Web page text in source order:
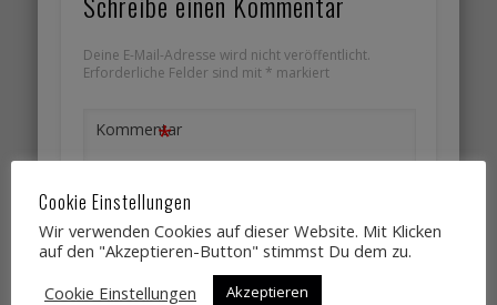
Deine E-Mail-Adresse wird nicht veröffentlicht.
Erforderliche Felder sind mit * markiert
Kommentar
*
Cookie Einstellungen
Wir verwenden Cookies auf dieser Website. Mit Klicken
auf den "Akzeptieren-Button" stimmst Du dem zu.
Cookie Einstellungen
Akzeptieren